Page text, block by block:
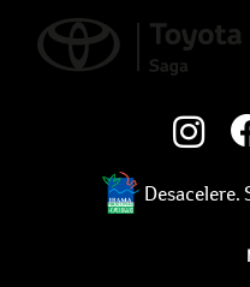
Desacelere.